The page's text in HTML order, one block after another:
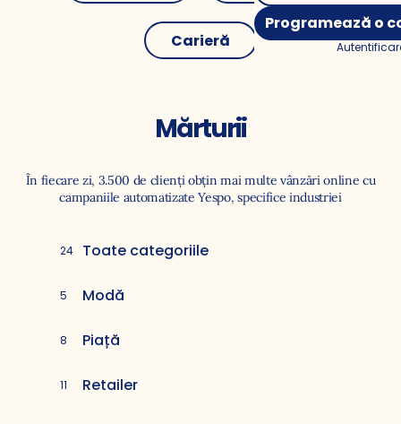
Programează o
Carieră
Mărturii
În fiecare zi, 3.500 de clienți obțin mai multe vânzări online cu
campaniile automatizate Yespo, specifice industriei
24 Toate categoriile
5 Modă
8 Piață
11 Retailer